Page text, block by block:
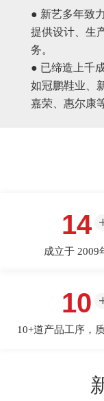
● 新艺多年致
提供设计、生
务。
● 已缔造上千
如冠鹏鞋业、
嘉荣、惠尔康
14
成立于 2009
10
10+道产品工序，